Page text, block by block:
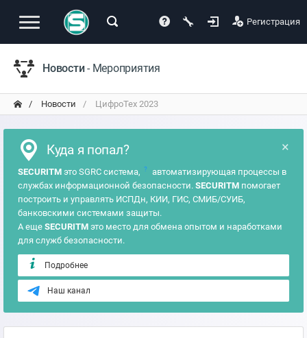
Регистрация
Новости- Мероприятия
Новости ЦифроТех 2023
×
Куда я попал?
SECURITM это SGRC система, ?
автоматизирующая процессы в
службах информационной безопасности. SECURITM помогает
построить и управлять ИСПДн, КИИ, ГИС, СМИБ/СУИБ,
банковскими системами защиты.
А еще SECURITM это место для обмена опытом и наработками
для служб безопасности.
Подробнее
Наш канал